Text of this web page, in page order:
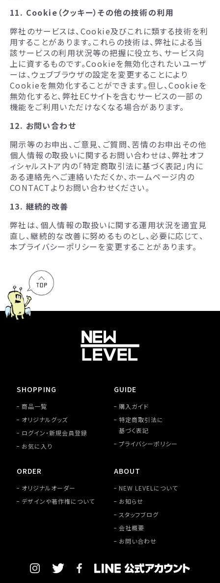
11. Cookie（クッキー）その他の技術の利用
弊社のサービスは、Cookie及びこれに類する技術を利
用することがあります。これらの技術は、弊社による当
該サービスの利用状況等の把握に役立ち、サービス向
上に資するものです。Cookieを無効化されたいユーザ
ーは、ウェブブラウザの設定を変更することにより
Cookieを無効化することができます。但し、Cookieを
無効化すると、弊社ECサイトを含むサービスの一部の
機能をご利用いただけなくなる場合があります。
12. お問い合わせ
開示等のお申出、ご意見、ご質問、苦情のお申出その他
個人情報の取扱いに関するお問い合わせは、弊社オフ
ィシャルストア内の「特定商取引法に基づく表記」内に
ある連絡先へご連絡いただくか、ホームページ内の
CONTACTよりお問い合わせください。
13. 継続的改善
弊社は、個人情報の取扱いに関する運用状況を適宜見
直し、継続的な改善に努めるものとし、必要に応じて、
本プライバシーポリシーを変更することがあります。
SHOPPING
商品一覧
オリジナルグッズ
ログイン・新規会員登録
お気に入り
GUIDE
購入ガイド
特定商取引法に
基づく表記
プライバシーポリシー
ORDER
オリジナルオーダー
デザインや著作権について
ABOUT
NEW LEVELについて
お知らせ
スタッフブログ
会社概要
お問い合わせ